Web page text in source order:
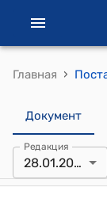
Главная ›
Документ
Редакция
28.01.2022